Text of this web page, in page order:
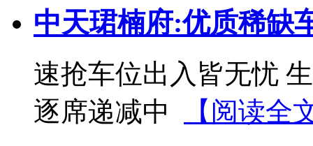
中天珺楠府:优质稀缺
速抢车位出入皆无忧
逐席递减中
【阅读全